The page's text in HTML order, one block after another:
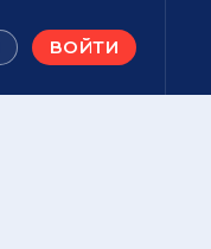
ВОЙТИ